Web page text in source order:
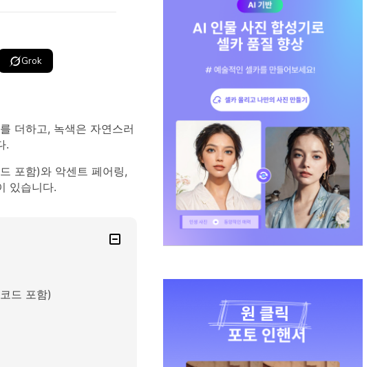
Grok
더하고, 녹색은 자연스러
.
포함)와 악센트 페어링,
있습니다.
드 포함)